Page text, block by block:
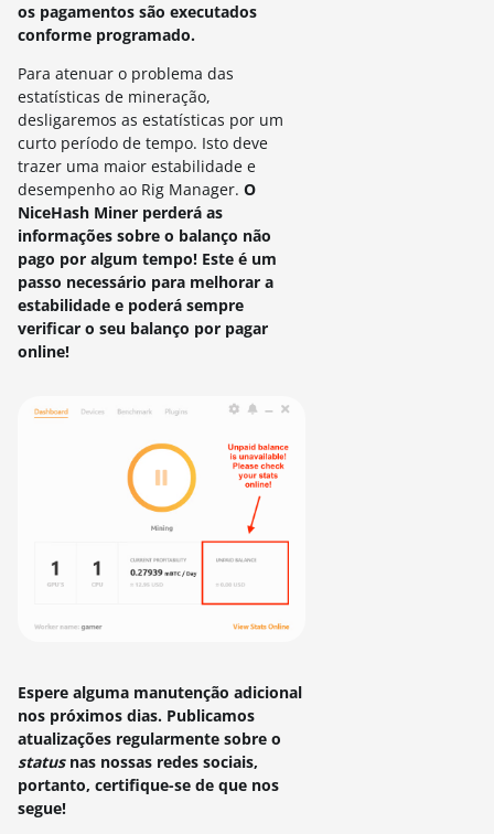
os pagamentos são executados
conforme programado.
Para atenuar o problema das
estatísticas de mineração,
desligaremos as estatísticas por um
curto período de tempo. Isto deve
trazer uma maior estabilidade e
desempenho ao Rig Manager. O
NiceHash Miner perderá as
informações sobre o balanço não
pago por algum tempo! Este é um
passo necessário para melhorar a
estabilidade e poderá sempre
verificar o seu balanço por pagar
online!
Espere alguma manutenção adicional
nos próximos dias. Publicamos
atualizações regularmente sobre o
statusnas nossas redes sociais,
portanto, certifique-se de que nos
segue!